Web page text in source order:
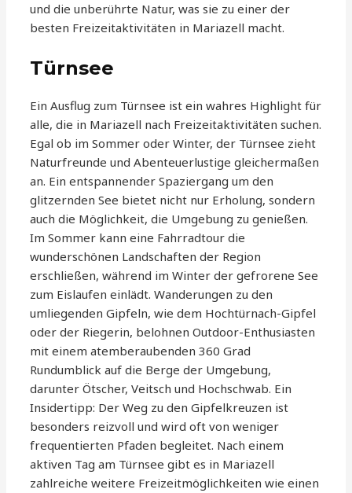
und die unberührte Natur, was sie zu einer der
besten Freizeitaktivitäten in Mariazell macht.
Türnsee
Ein Ausflug zum Türnsee ist ein wahres Highlight für
alle, die in Mariazell nach Freizeitaktivitäten suchen.
Egal ob im Sommer oder Winter, der Türnsee zieht
Naturfreunde und Abenteuerlustige gleichermaßen
an. Ein entspannender Spaziergang um den
glitzernden See bietet nicht nur Erholung, sondern
auch die Möglichkeit, die Umgebung zu genießen.
Im Sommer kann eine Fahrradtour die
wunderschönen Landschaften der Region
erschließen, während im Winter der gefrorene See
zum Eislaufen einlädt. Wanderungen zu den
umliegenden Gipfeln, wie dem Hochtürnach-Gipfel
oder der Riegerin, belohnen Outdoor-Enthusiasten
mit einem atemberaubenden 360 Grad
Rundumblick auf die Berge der Umgebung,
darunter Ötscher, Veitsch und Hochschwab. Ein
Insidertipp: Der Weg zu den Gipfelkreuzen ist
besonders reizvoll und wird oft von weniger
frequentierten Pfaden begleitet. Nach einem
aktiven Tag am Türnsee gibt es in Mariazell
zahlreiche weitere Freizeitmöglichkeiten wie einen